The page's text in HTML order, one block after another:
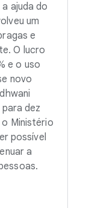
ajuda do
um
e
O lucro
e o uso
novo
dez
Ministério
possível
a